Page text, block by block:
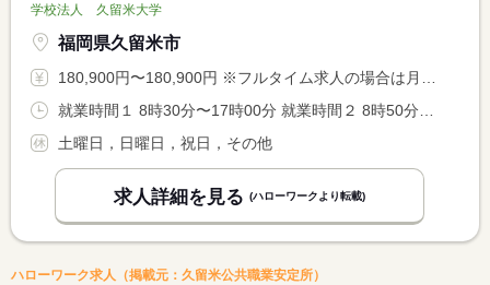
学校法人 久留米大学
福岡県久留米市
180,900円〜180,900円 ※フルタイム求人の場合は月額（換算額）、パート求人の場合は時間額を表示しています。
土曜日，日曜日，祝日，その他
求人詳細を見る (ハローワークより転載)
ハローワーク求人（掲載元：久留米公共職業安定所）